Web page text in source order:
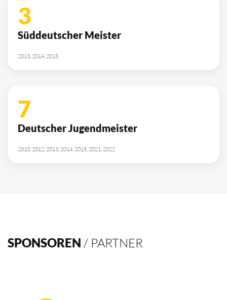
3
Süddeutscher Meister
2013, 2014, 2015
7
Deutscher Jugendmeister
2010, 2012, 2013, 2014, 2015, 2021, 2022
SPONSOREN / PARTNER